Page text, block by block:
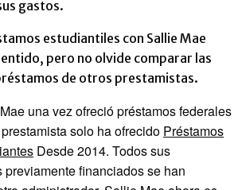
gastos.
estudiantiles con Sallie Mae
pero no olvide comparar las
de otros prestamistas.
una vez ofreció préstamos federales
solo ha ofrecido Préstamos
Desde 2014. Todos sus
previamente financiados se han